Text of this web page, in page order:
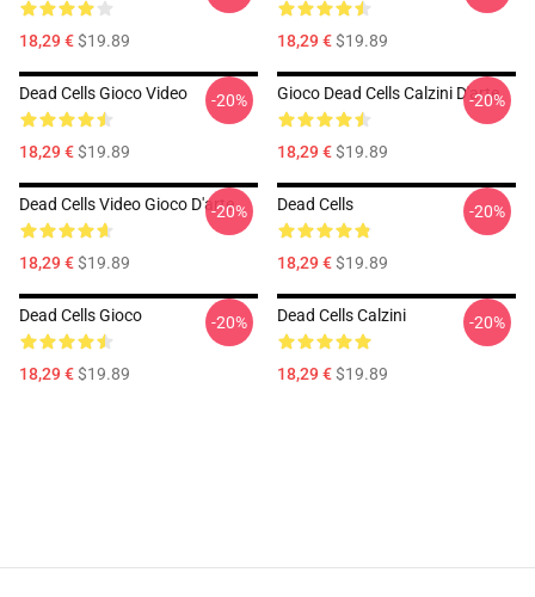
18,29 €$19.89 18,29 €$19.89
Dead Cells Gioco Video
18,29 €$19.89
-20% Gioco Dead Cells Calzini D'arte
18,29 €$19.89
-20%
Dead Cells Video Gioco D'arte
18,29 €$19.89
-20% Dead Cells
18,29 €$19.89
-20%
Dead Cells Gioco
18,29 €$19.89
-20% Dead Cells Calzini
18,29 €$19.89
-20%